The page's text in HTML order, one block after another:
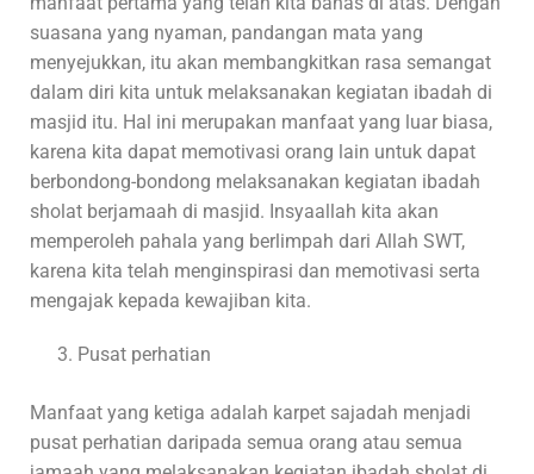
suasana yang nyaman, pandangan mata yang
menyejukkan, itu akan membangkitkan rasa semangat
dalam diri kita untuk melaksanakan kegiatan ibadah di
masjid itu. Hal ini merupakan manfaat yang luar biasa,
karena kita dapat memotivasi orang lain untuk dapat
berbondong-bondong melaksanakan kegiatan ibadah
sholat berjamaah di masjid. Insyaallah kita akan
memperoleh pahala yang berlimpah dari Allah SWT,
karena kita telah menginspirasi dan memotivasi serta
mengajak kepada kewajiban kita.
Pusat perhatian
Manfaat yang ketiga adalah karpet sajadah menjadi
pusat perhatian daripada semua orang atau semua